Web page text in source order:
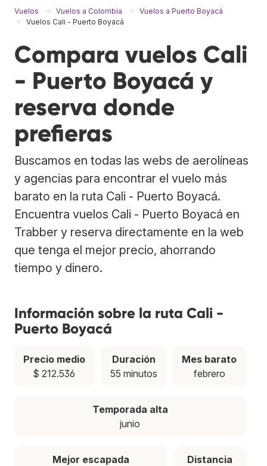
Vuelos Vuelos a Colombia
Vuelos a Puerto Boyacá
Vuelos Cali - Puerto Boyacá
Compara vuelos Cali
- Puerto Boyacá y
reserva donde
prefieras
Buscamos en todas las webs de aerolíneas
y agencias para encontrar el vuelo más
barato en la ruta Cali - Puerto Boyacá.
Encuentra vuelos Cali - Puerto Boyacá en
Trabber y reserva directamente en la web
que tenga el mejor precio, ahorrando
tiempo y dinero.
Información sobre la ruta Cali -
Puerto Boyacá
Precio medio
$ 212.536
Duración
55 minutos
Mes barato
febrero
Temporada alta
junio
Mejor escapada
Distancia